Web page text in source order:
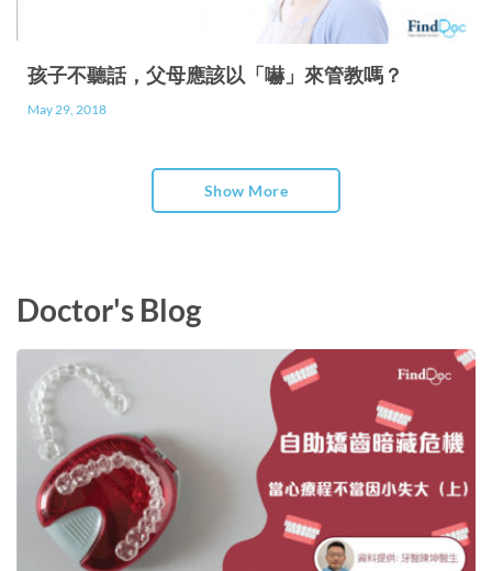
孩子不聽話，父母應該以「嚇」來管教嗎？
May 29, 2018
Show More
Doctor's Blog